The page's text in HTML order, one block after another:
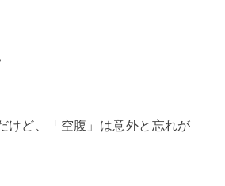
けど、「空腹」は意外と忘れが